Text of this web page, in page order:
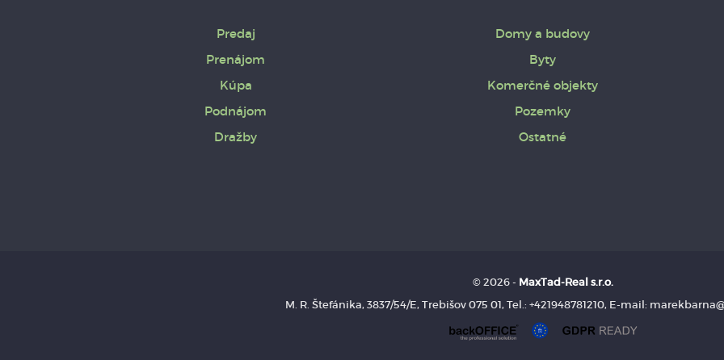
Predaj
Prenájom
Kúpa
Podnájom
Dražby
Domy a budovy
Byty
Komerčné objekty
Pozemky
Ostatné
© 2026 - MaxTad-Real s.r.o.
M. R. Štefánika, 3837/54/E, Trebišov 075 01, Tel.: +421948781210, E-mail: